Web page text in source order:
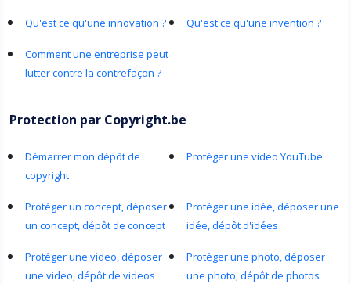
Qu'est ce qu'une innovation ? Qu'est ce qu'une invention ?
Comment une entreprise peut
lutter contre la contrefaçon ?
Protection par Copyright.be
Démarrer mon dépôt de
copyright
Protéger une video YouTube
Protéger un concept, déposer
un concept, dépôt de concept
Protéger une idée, déposer une
idée, dépôt d'idées
Protéger une video, déposer
une video, dépôt de videos
Protéger une photo, déposer
une photo, dépôt de photos